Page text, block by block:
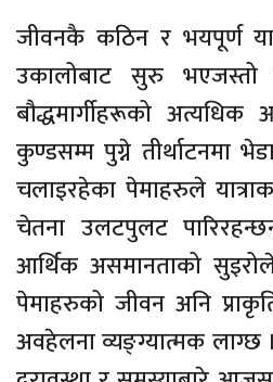
जीवनकै कठिन र भयपूर्ण
उकालोबाट सुरु
बौद्धमार्गीहरूको अत्यधिक
कुण्डसम्म पुग्ने तीर्थाटनमा
चलाइरहेका पेमाहरुले
चेतना उलटपुलट
आर्थिक असमानताको
पेमाहरुको जीवन अनि
अवहेलना व्यङ्ग्यात्मक लाग्छ